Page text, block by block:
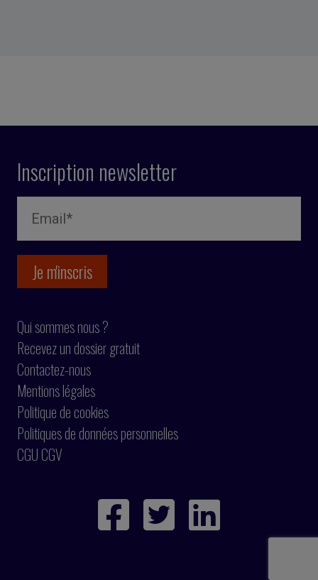
Inscription newsletter
Qui sommes nous ?
Recevez un dossier gratuit
Contactez-nous
Mentions légales
Politique de cookies
Politiques de données personnelles
CGU CGV